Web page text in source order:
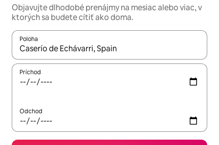
Objavujte dlhodobé prenájmy na mesiac alebo viac, v
ktorých sa budete cítiť ako doma.
Poloha
Keď budú výsledky k dispozícii, môžete si ich prechádzať
Príchod
Odchod